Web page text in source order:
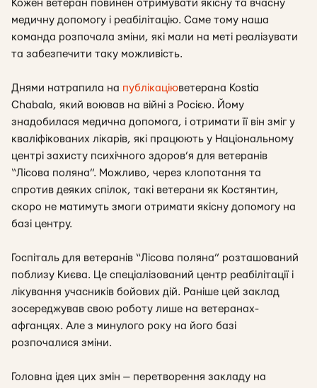
Кожен ветеран повинен отримувати якісну та вчасну
медичну допомогу і реабілітацію. Саме тому наша
команда розпочала зміни, які мали на меті реалізувати
та забезпечити таку можливість.
Днями натрапила на публікаціюветерана Kostia
Chabala, який воював на війні з Росією. Йому
знадобилася медична допомога, і отримати її він зміг у
кваліфікованих лікарів, які працюють у Національному
центрі захисту психічного здоров’я для ветеранів
“Лісова поляна”. Можливо, через клопотання та
спротив деяких спілок, такі ветерани як Костянтин,
скоро не матимуть змоги отримати якісну допомогу на
базі центру.
Госпіталь для ветеранів “Лісова поляна” розташований
поблизу Києва. Це спеціалізований центр реабілітації і
лікування учасників бойових дій. Раніше цей заклад
зосереджував свою роботу лише на ветеранах-
афганцях. Але з минулого року на його базі
розпочалися зміни.
Головна ідея цих змін — перетворення закладу на